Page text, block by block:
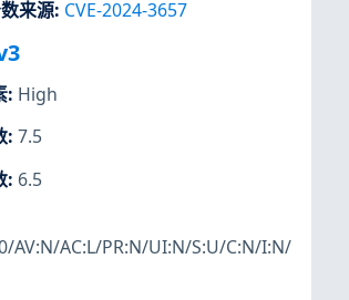
来源: CVE-2024-3657
: High
: 7.5
: 6.5
AV:N/AC:L/PR:N/UI:N/S:U/C:N/I:N/